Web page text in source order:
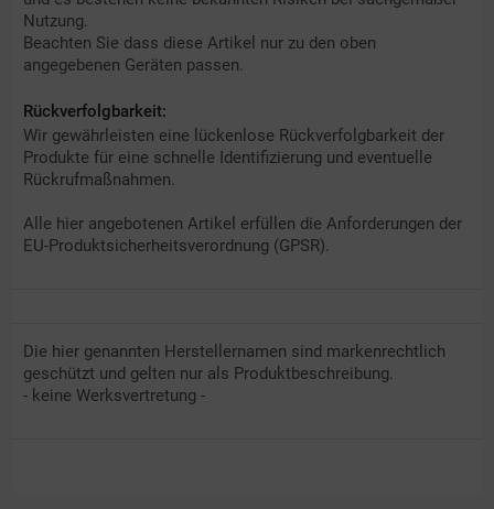
Nutzung.
Beachten Sie dass diese Artikel nur zu den oben
angegebenen Geräten passen.
Rückverfolgbarkeit:
Wir gewährleisten eine lückenlose Rückverfolgbarkeit der
Produkte für eine schnelle Identifizierung und eventuelle
Rückrufmaßnahmen.
Alle hier angebotenen Artikel erfüllen die Anforderungen der
EU-Produktsicherheitsverordnung (GPSR).
Die hier genannten Herstellernamen sind markenrechtlich
geschützt und gelten nur als Produktbeschreibung.
- keine Werksvertretung -